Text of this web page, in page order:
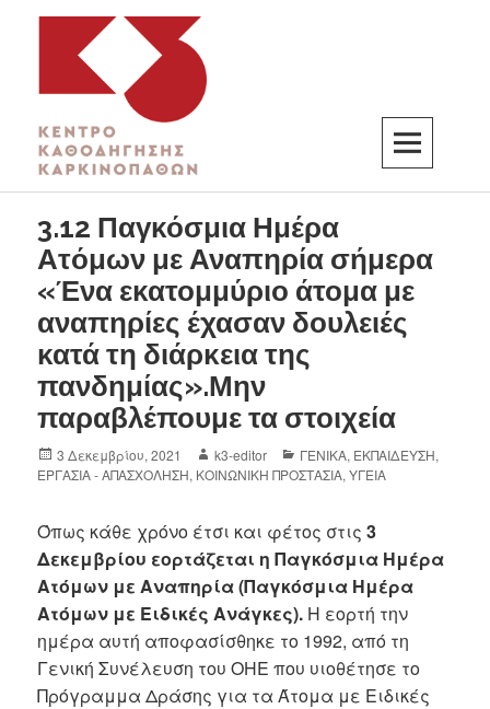
K3
ΚΕΝΤΡΟ ΚΑΘΟΔΗΓΗΣΗΣ ΚΑΡΚΙΝΟΠΑΘΩΝ
3.12 Παγκόσμια Ημέρα
Ατόμων με Αναπηρία σήμερα
«Ένα εκατομμύριο άτομα με
αναπηρίες έχασαν δουλειές
κατά τη διάρκεια της
πανδημίας».Μην
παραβλέπουμε τα στοιχεία
3 Δεκεμβρίου, 2021 k3-editor ΓΕΝΙΚΑ, ΕΚΠΑΙΔΕΥΣΗ,
ΕΡΓΑΣΙΑ - ΑΠΑΣΧΟΛΗΣΗ, ΚΟΙΝΩΝΙΚΗ ΠΡΟΣΤΑΣΙΑ,ΥΓΕΙΑ
Όπως κάθε χρόνο έτσι και φέτος στις3
Δεκεμβρίου εορτάζεται η Παγκόσμια Ημέρα
Ατόμων με Αναπηρία (Παγκόσμια Ημέρα
Ατόμων με Ειδικές Ανάγκες). Η εορτή την
ημέρα αυτή αποφασίσθηκε το 1992, από τη
Γενική Συνέλευση του ΟΗΕ που υιοθέτησε το
Πρόγραμμα Δράσης για τα Άτομα με Ειδικές